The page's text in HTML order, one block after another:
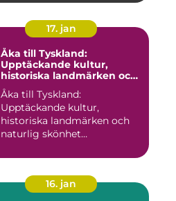
17. jan
Åka till Tyskland:
Upptäckande kultur,
historiska landmärken och
naturlig skönhet
Åka till Tyskland:
Upptäckande kultur,
historiska landmärken och
naturlig skönhet
16. jan